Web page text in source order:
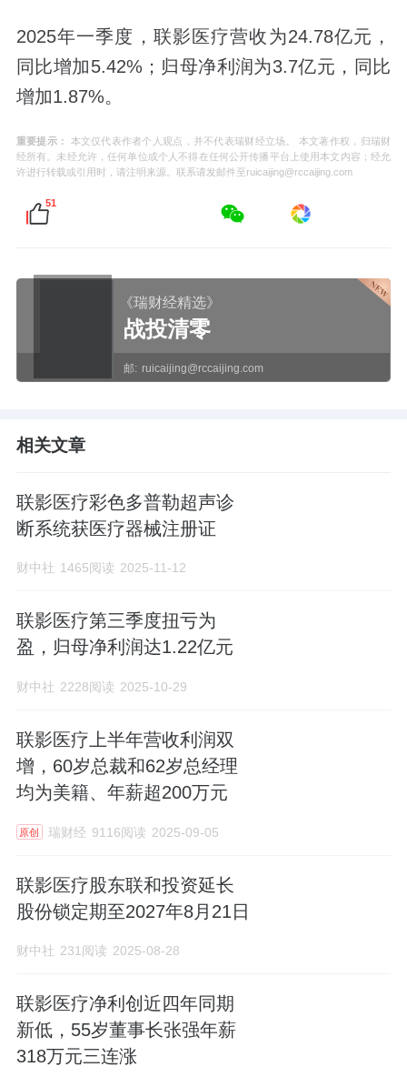
2025年一季度，联影医疗营收为24.78亿元，
同比增加5.42%；归母净利润为3.7亿元，同比
增加1.87%。
重要提示：
本文仅代表作者个人观点，并不代表瑞财经立场。 本文著作权，归瑞财
经所有。未经允许，任何单位或个人不得在任何公开传播平台上使用本文内容；经允
许进行转载或引用时，请注明来源。联系请发邮件至ruicaijing@rccaijing.com
51
《瑞财经精选》
战投清零
邮: ruicaijing@rccaijing.com
相关文章
联影医疗彩色多普勒超声诊
断系统获医疗器械注册证
财中社 1465阅读 2025-11-12
联影医疗第三季度扭亏为
盈，归母净利润达1.22亿元
财中社 2228阅读 2025-10-29
联影医疗上半年营收利润双
增，60岁总裁和62岁总经理
均为美籍、年薪超200万元
原创 瑞财经 9116阅读 2025-09-05
联影医疗股东联和投资延长
股份锁定期至2027年8月21日
财中社 231阅读 2025-08-28
联影医疗净利创近四年同期
新低，55岁董事长张强年薪
318万元三连涨